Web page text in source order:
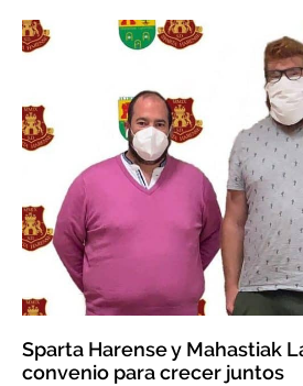
Sparta Harense y Mahastiak
convenio para crecer juntos